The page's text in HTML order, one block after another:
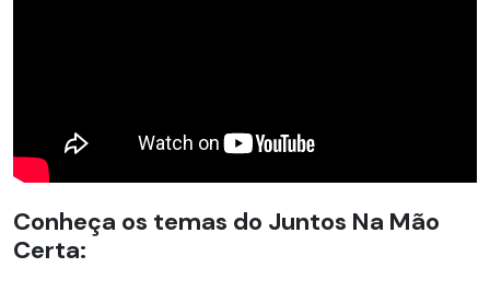
Conheça os temas do Juntos Na Mão
Certa: